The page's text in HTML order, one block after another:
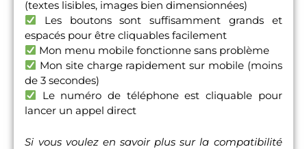
(textes lisibles, images bien dimensionnées)
Les boutons sont suffisamment grands et
espacés pour être cliquables facilement
Mon menu mobile fonctionne sans problème
Mon site charge rapidement sur mobile (moins
de 3 secondes)
Le numéro de téléphone est cliquable pour
lancer un appel direct
Si vous voulez en savoir plus sur la compatibilité